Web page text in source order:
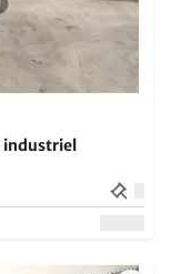
industriel